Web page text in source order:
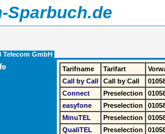
Sparbuch.de
Telecom GmbH
Tarifname Tarifart
Call by Call
Call by Call
Connect
Preselection
easyfone
Preselection
MinuTEL
Preselection
QualiTEL
Preselection